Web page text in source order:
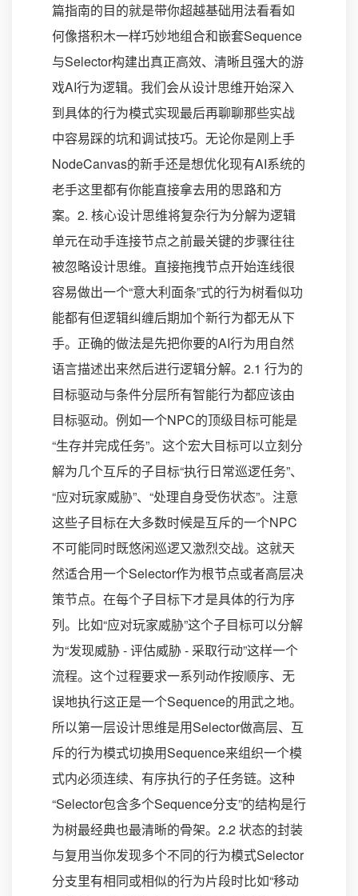
篇指南的目的就是带你超越基础用法看看如
何像搭积木一样巧妙地组合和嵌套Sequence
与Selector构建出真正高效、清晰且强大的游
戏AI行为逻辑。我们会从设计思维开始深入
到具体的行为模式实现最后再聊聊那些实战
中容易踩的坑和调试技巧。无论你是刚上手
NodeCanvas的新手还是想优化现有AI系统的
老手这里都有你能直接拿去用的思路和方
案。2. 核心设计思维将复杂行为分解为逻辑
单元在动手连接节点之前最关键的步骤往往
被忽略设计思维。直接拖拽节点开始连线很
容易做出一个“意大利面条”式的行为树看似功
能都有但逻辑纠缠后期加个新行为都无从下
手。正确的做法是先把你要的AI行为用自然
语言描述出来然后进行逻辑分解。2.1 行为的
目标驱动与条件分层所有智能行为都应该由
目标驱动。例如一个NPC的顶级目标可能是
“生存并完成任务”。这个宏大目标可以立刻分
解为几个互斥的子目标“执行日常巡逻任务”、
“应对玩家威胁”、“处理自身受伤状态”。注意
这些子目标在大多数时候是互斥的一个NPC
不可能同时既悠闲巡逻又激烈交战。这就天
然适合用一个Selector作为根节点或者高层决
策节点。在每个子目标下才是具体的行为序
列。比如“应对玩家威胁”这个子目标可以分解
为“发现威胁 - 评估威胁 - 采取行动”这样一个
流程。这个过程要求一系列动作按顺序、无
误地执行这正是一个Sequence的用武之地。
所以第一层设计思维是用Selector做高层、互
斥的行为模式切换用Sequence来组织一个模
式内必须连续、有序执行的子任务链。这种
“Selector包含多个Sequence分支”的结构是行
为树最经典也最清晰的骨架。2.2 状态的封装
与复用当你发现多个不同的行为模式Selector
分支里有相同或相似的行为片段时比如“移动